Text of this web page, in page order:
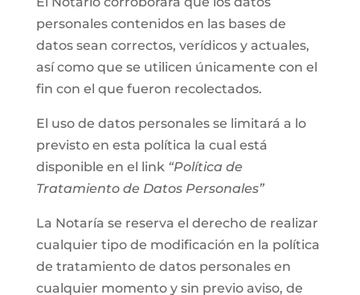
personales contenidos en las bases de
datos sean correctos, verídicos y actuales,
así como que se utilicen únicamente con el
fin con el que fueron recolectados.
El uso de datos personales se limitará a lo
previsto en esta política la cual está
disponible en el link “Política de
Tratamiento de Datos Personales”
La Notaría se reserva el derecho de realizar
cualquier tipo de modificación en la política
de tratamiento de datos personales en
cualquier momento y sin previo aviso, de